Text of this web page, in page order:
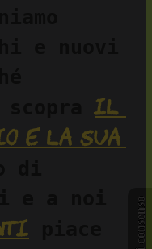
scopra il
e la sua